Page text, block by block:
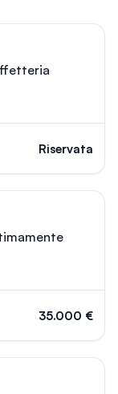
Riservata
35.000 €